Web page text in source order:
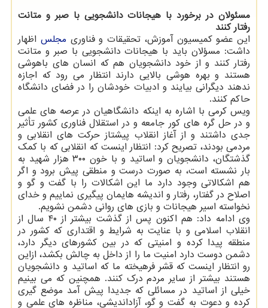
مسئولان در برخورد با هیجانات دانشجویی با صبر و متانت
رفتار کنند
این عضو کمیسیون آموزش، تحقیقات و فناوری مجلس اظهار
داشت: مسؤلان باید با هیجانات دانشجویی با صبر و متانت
رفتار کنند و از خود دانشجویان هم که انسان های باهوشی
هستند و بهره هوشی بالایی دارند انتظار می رود که اجازه
ندهند دیگرانی بیایند و ادبیات خودشان را در فضای دانشگاه
حاکم کنند.
ویس کرمی با اشاره به اینکه دانشگاهیان در عرصه های علمی
و در حل گره های کور جامعه و در استقلال فناوری کشور تأثیر
جدی داشتند و از آغاز انقلاب پیشتاز حرکت های انقلابی و
مردمی بودند، تصریح کرد: انتظار اینست که انقلابی که با کمک
گذشتگان، دانشجویان و اساتید و با خون ۳۰۰ هزار شهید به
بار نشسته است، به صورت درست و منطقی پیش برود و اگر
هم اشکالاتی وجود دارد ما این اشکالات را با گفت و گو و
اصلاح در گفتار، رفتار و اندیشه هایمان پیگیری نماییم و خدای
نخواسته اسیر هیجانات و بازی های روانی دشمن نشویم.
وی ادامه داد: هم اکنون پس از گذشت بیشتر از ۴۰ سال از
انقلاب اسلامی و با عنایت به شرایط و اقتداری که کشور در
منطقه پیدا کرده و امنیتی که در بین کشورهای دیگر دارد،
دشمن دوست دارد امنیت ما را از داخل به چالش بکشد، ازاین
رو انتظار اینست که قشر فرهیخته ما که اساتید و دانشجویان
هستند بیشتر از سایر مردم درک کنند. همچنین که می بینیم
خیلی از اساتید در مسائلی که جدیدا پیش آمد موضع گیری
کرده و دعوت به گفت و گو، آزاداندیشی، مناظره های علمی و